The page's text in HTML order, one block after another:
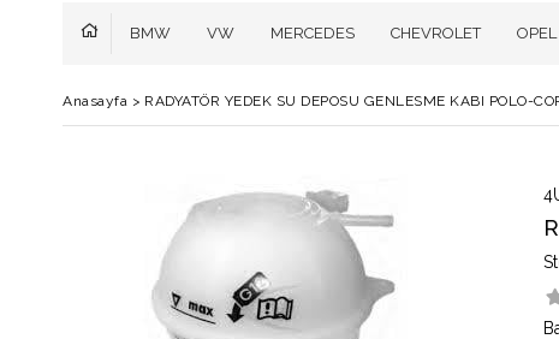
BMW VW MERCEDES CHEVROLET OPEL
Anasayfa > RADYATÖR YEDEK SU DEPOSU GENLESME KABI POLO-